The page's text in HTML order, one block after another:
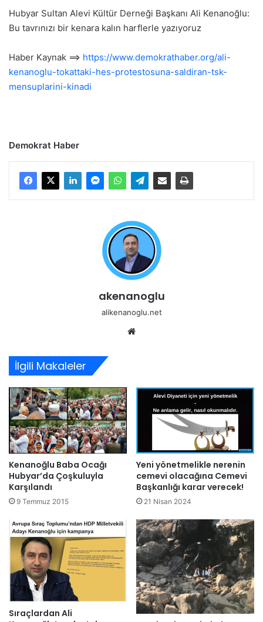
Hubyar Sultan Alevi Kültür Derneği Başkanı Ali Kenanoğlu:
Bu tavrınızı bir kenara kalın harflerle yazıyoruz
Haber Kaynak ==> https://www.demokrathaber.org/ali-
kenanoglu-tokattaki-hes-protestosuna-saldiran-tsk-
mensuplarini-kinadi
Demokrat Haber
akenanoglu
alikenanoglu.net
İlgili Makaleler
Kenanoğlu Baba Ocağı
Hubyar’da Çoşkuluyla
Karşılandı
9 Temmuz 2015
Yeni yönetmelikle nerenin
cemevi olacağına Cemevi
Başkanlığı karar verecek!
21 Nisan 2024
Sıraçlardan Ali